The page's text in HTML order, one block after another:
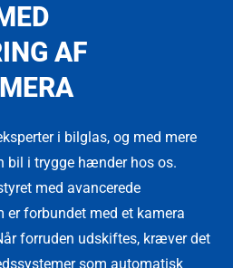
AF
i bilglas, og med mere
bil i trygge hænder hos os.
med avancerede
er forbundet med et kamera
forruden udskiftes, kræver det
som automatisk